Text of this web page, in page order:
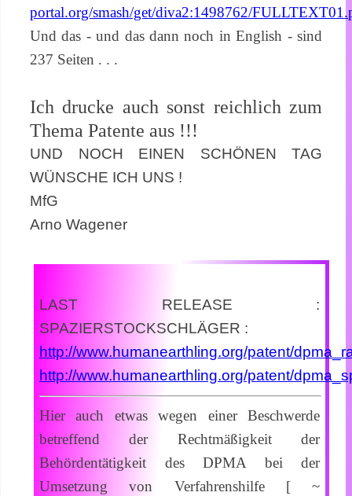
portal.org/smash/get/diva2:1498762/
Und das - und das dann noch in English - sind
237 Seiten . . .
Ich drucke auch sonst reichlich zum
Thema Patente aus !!!
UND NOCH EINEN SCHÖNEN TAG
WÜNSCHE ICH UNS !
MfG
Arno Wagener
LAST RELEASE :
SPAZIERSTOCKSCHLÄGER :
http://www.humanearthling.org/patent/
http://www.humanearthling.org/patent/
Hier auch etwas wegen einer Beschwerde
betreffend der Rechtmäßigkeit der
Behördentätigkeit des DPMA bei der
Umsetzung von Verfahrenshilfe [ ~